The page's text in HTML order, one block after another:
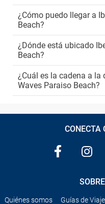
¿Cómo puedo llegar a
Beach?
¿Dónde está ubicado
Beach?
¿Cuál es la cadena a la
Waves Paraiso Beach?
CONECTA
Quiénes somos Guías de